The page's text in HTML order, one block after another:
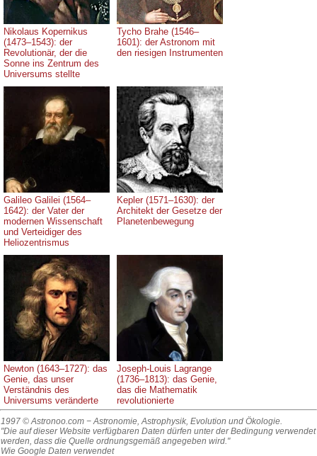
Nikolaus Kopernikus
(1473–1543): der
Revolutionär, der die
Sonne ins Zentrum des
Universums stellte
Tycho Brahe (1546–
1601): der Astronom mit
den riesigen Instrumenten
Galileo Galilei (1564–
1642): der Vater der
modernen Wissenschaft
und Verteidiger des
Heliozentrismus
Kepler (1571–1630): der
Architekt der Gesetze der
Planetenbewegung
Newton (1643–1727): das
Genie, das unser
Verständnis des
Universums veränderte
Joseph-Louis Lagrange
(1736–1813): das Genie,
das die Mathematik
revolutionierte
1997 © Astronoo.com − Astronomie, Astrophysik, Evolution und Ökologie.
"Die auf dieser Website verfügbaren Daten dürfen unter der Bedingung verwendet
werden, dass die Quelle ordnungsgemäß angegeben wird."
Wie Google Daten verwendet